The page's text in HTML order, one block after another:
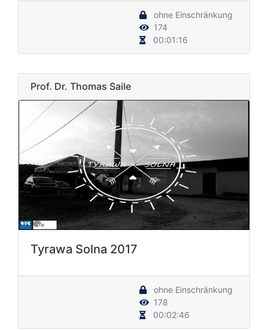
ohne Einschränkung
174
00:01:16
Prof. Dr. Thomas Saile
Tyrawa Solna 2017
ohne Einschränkung
178
00:02:46